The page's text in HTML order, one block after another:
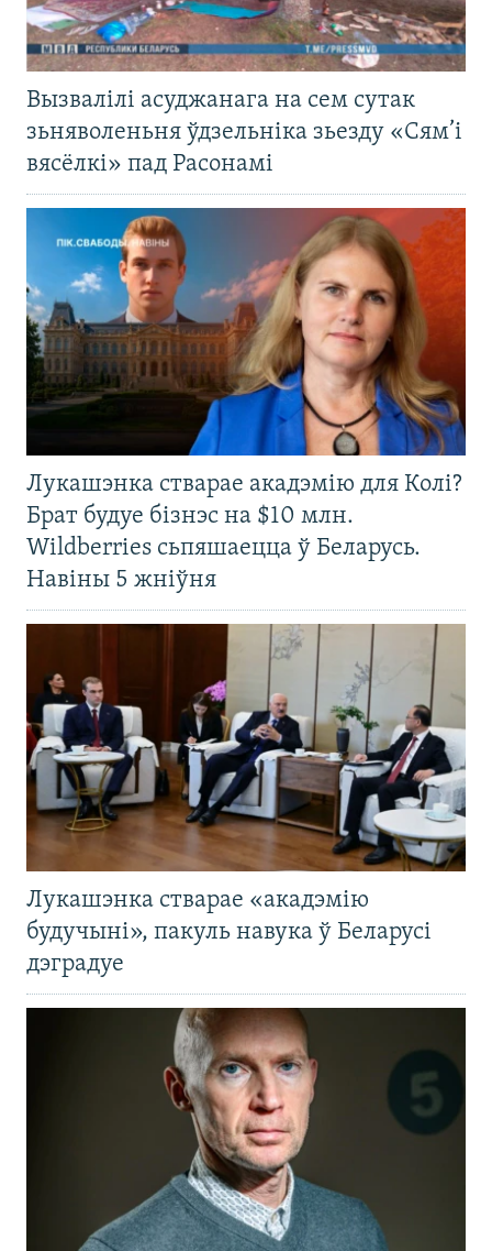
Вызвалілі асуджанага на сем сутак
зьняволеньня ўдзельніка зьезду «Сям’і
вясёлкі» пад Расонамі
Лукашэнка стварае акадэмію для Колі?
Брат будуе бізнэс на $10 млн.
Wildberries сьпяшаецца ў Беларусь.
Навіны 5 жніўня
Лукашэнка стварае «акадэмію
будучыні», пакуль навука ў Беларусі
дэградуе